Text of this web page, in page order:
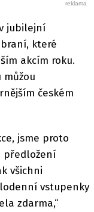
jubilejní
které
akcím roku.
českém
jsme proto
předložení
všichni
vstupenky
zdarma,“